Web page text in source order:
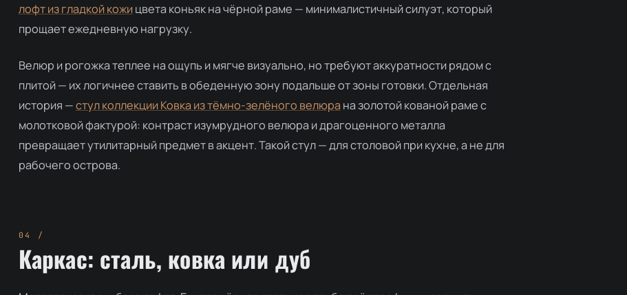
лофт из гладкой кожицвета коньяк на чёрной раме — минималистичный силуэт, который
прощает ежедневную нагрузку.
Велюр и рогожка теплее на ощупь и мягче визуально, но требуют аккуратности рядом с
плитой — их логичнее ставить в обеденную зону подальше от зоны готовки. Отдельная
история —стул коллекции Ковка из тёмно-зелёного велюра на золотой кованой раме с
молотковой фактурой: контраст изумрудного велюра и драгоценного металла
превращает утилитарный предмет в акцент. Такой стул — для столовой при кухне, а не для
рабочего острова.
Каркас: сталь, ковка или дуб